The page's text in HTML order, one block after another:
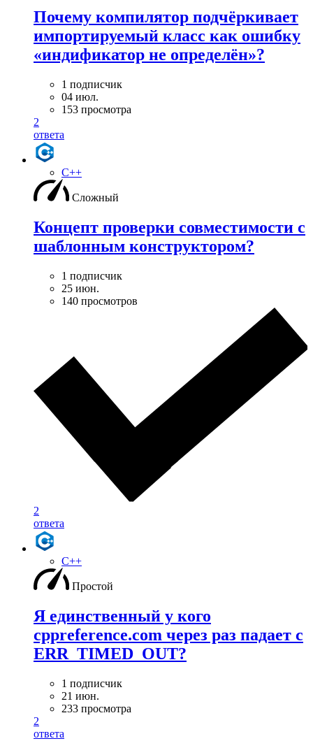
Почему компилятор подчёркивает
импортируемый класс как ошибку
«индификатор не определён»?
1 подписчик
04 июл.
153 просмотра
2
ответа
C++
Сложный
Концепт проверки совместимости с
шаблонным конструктором?
1 подписчик
25 июн.
140 просмотров
2
ответа
C++
Простой
Я единственный у кого
cppreference.com через раз падает с
ERR_TIMED_OUT?
1 подписчик
21 июн.
233 просмотра
2
ответа